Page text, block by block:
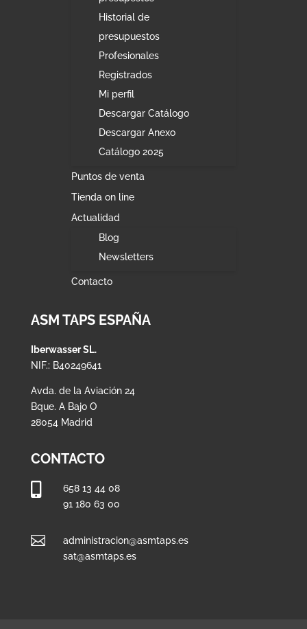
Historial de
presupuestos
Profesionales
Registrados
Mi perfil
Descargar Catálogo
Descargar Anexo
Catálogo 2025
Puntos de venta
Tienda on line
Actualidad
Blog
Newsletters
Contacto
ASM TAPS ESPAÑA
Iberwasser SL.
NIF.: B40249641
Avda. de la Aviación 24
Bque. A Bajo O
28054 Madrid
CONTACTO
658 13 44 08
91 180 63 00

administracion@asmtaps.es
sat@asmtaps.es